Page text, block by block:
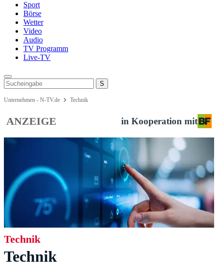
Sport
Börse
Wetter
Video
Audio
TV Programm
Live-TV
Unternehmen - N-TV.de Technik
ANZEIGE in Kooperation mit
Technik
Technik